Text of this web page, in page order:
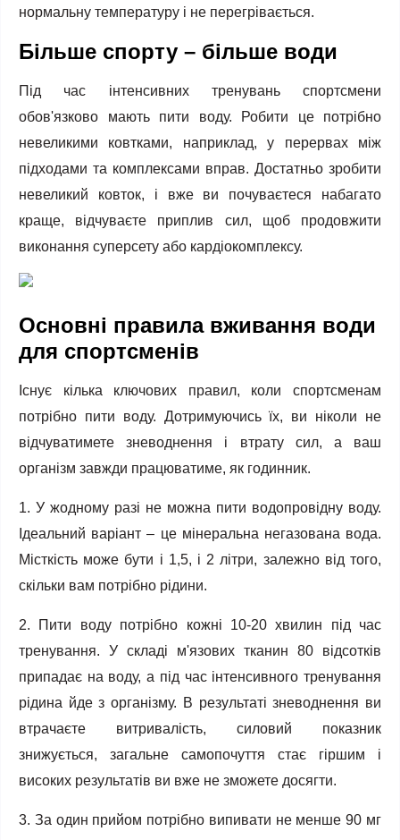
нормальну температуру і не перегрівається.
Більше спорту – більше води
Під час інтенсивних тренувань спортсмени
обов'язково мають пити воду. Робити це потрібно
невеликими ковтками, наприклад, у перервах між
підходами та комплексами вправ. Достатньо зробити
невеликий ковток, і вже ви почуваєтеся набагато
краще, відчуваєте приплив сил, щоб продовжити
виконання суперсету або кардіокомплексу.
Основні правила вживання води
для спортсменів
Існує кілька ключових правил, коли спортсменам
потрібно пити воду. Дотримуючись їх, ви ніколи не
відчуватимете зневоднення і втрату сил, а ваш
організм завжди працюватиме, як годинник.
1. У жодному разі не можна пити водопровідну воду.
Ідеальний варіант – це мінеральна негазована вода.
Місткість може бути і 1,5, і 2 літри, залежно від того,
скільки вам потрібно рідини.
2. Пити воду потрібно кожні 10-20 хвилин під час
тренування. У складі м'язових тканин 80 відсотків
припадає на воду, а під час інтенсивного тренування
рідина йде з організму. В результаті зневоднення ви
втрачаєте витривалість, силовий показник
знижується, загальне самопочуття стає гіршим і
високих результатів ви вже не зможете досягти.
3. За один прийом потрібно випивати не менше 90 мг